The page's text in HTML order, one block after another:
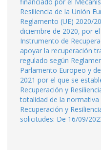
Resiliencia de la Unión
Reglamento (UE) 2020/
diciembre de 2020, por
Instrumento de
apoyar la recuperación
regulado según
Parlamento Europeo y
2021 por el que se
Recuperación y
totalidad de la
Recuperación y
solicitudes: De 16/09/